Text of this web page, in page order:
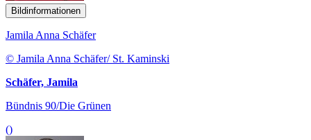
Bildinformationen
Jamila Anna Schäfer
© Jamila Anna Schäfer/ St. Kaminski
Schäfer, Jamila
Bündnis 90/Die Grünen
()